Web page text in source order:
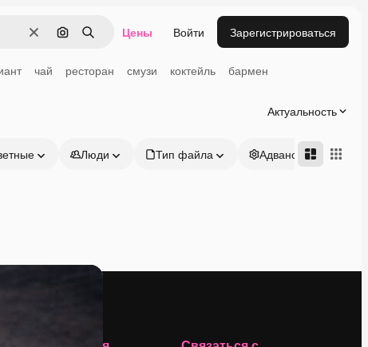
ОчиститьПоиск по изображению
Поиск Цены Войти Зарегистрироваться
чай ресторан смузи коктейль бармен
Актуальность
Люди Тип файла Адвансд